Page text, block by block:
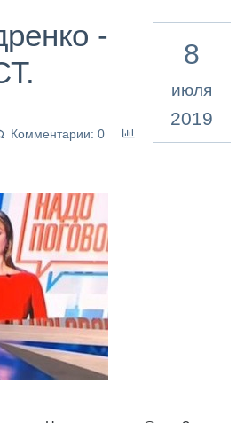
-
Комментарии: 0
8
июля
2019